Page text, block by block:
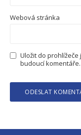
Webová stránka
Uložit do
budoucí komentáře.